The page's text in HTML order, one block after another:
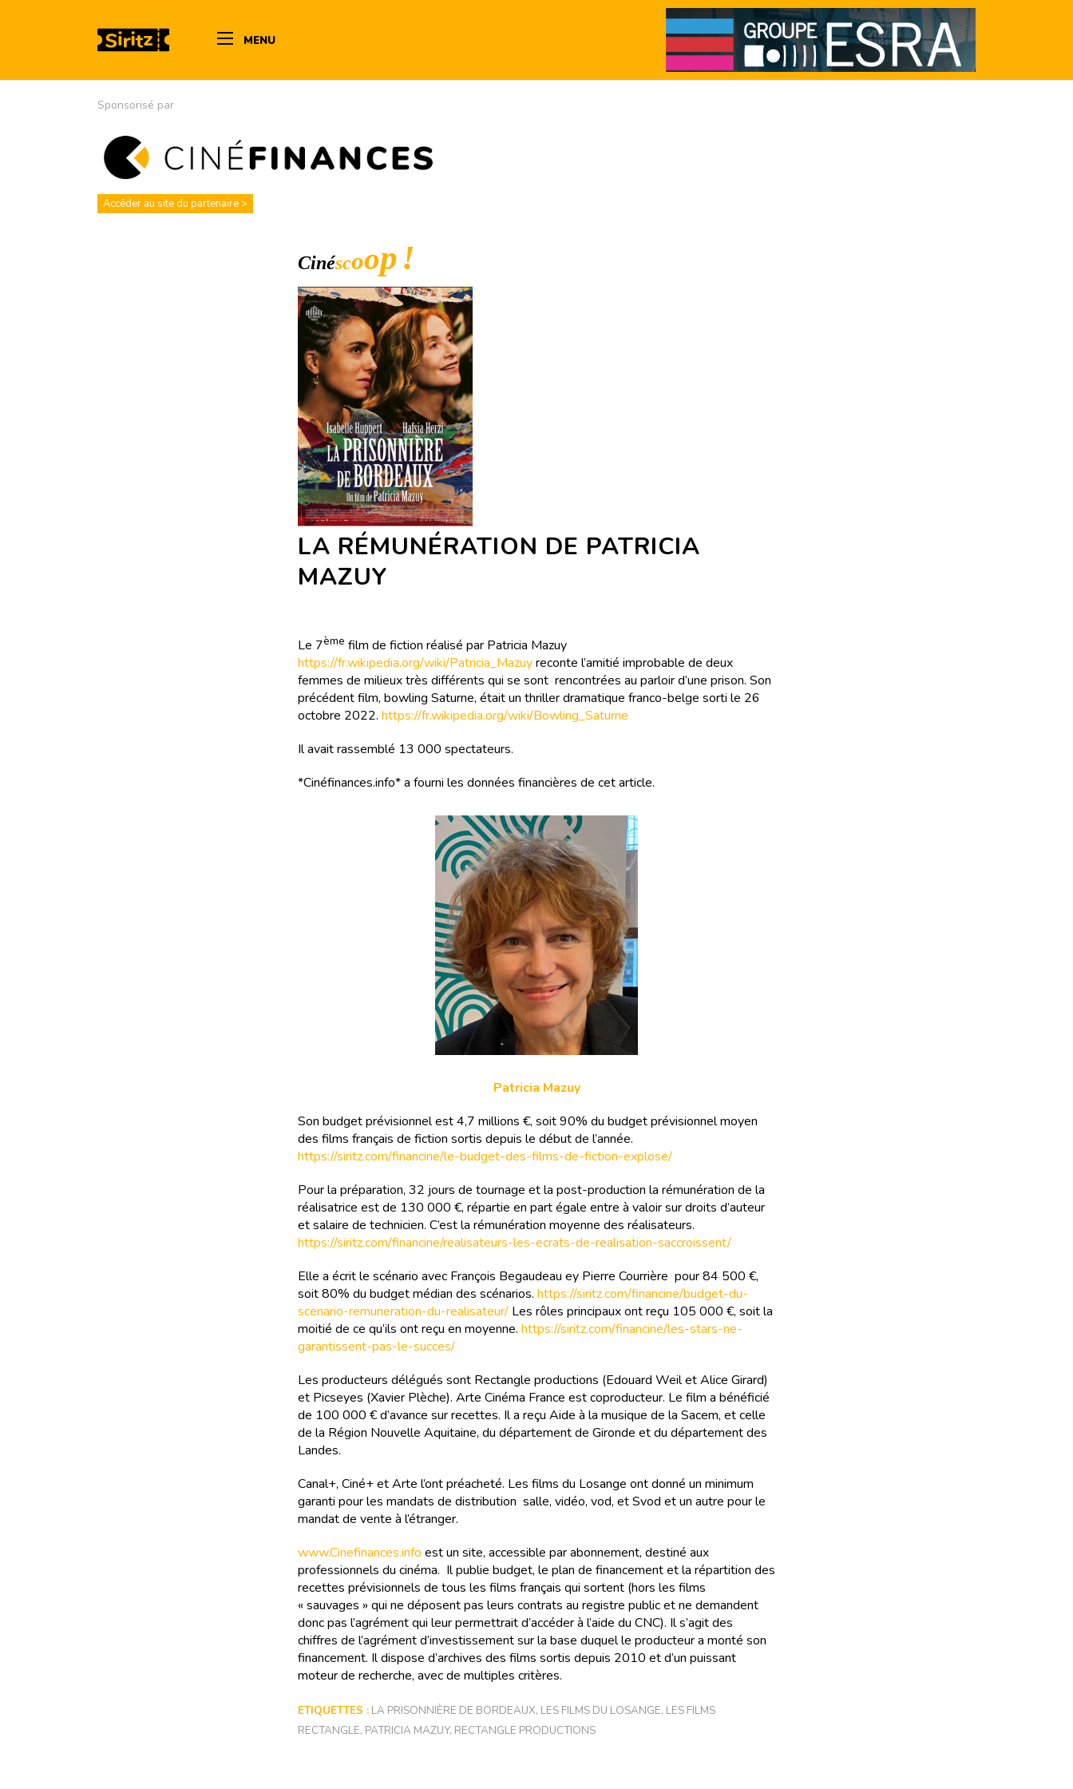
MENU
Sponsorisé par
Accéder au site du partenaire >
LA RÉMUNÉRATION DE PATRICIA
MAZUY
Le 7ème film de fiction réalisé par Patricia Mazuy
https://fr.wikipedia.org/wiki/Patricia_Mazuyreconte l’amitié improbable de deux
femmes de milieux très différents qui se sont rencontrées au parloir d’une prison. Son
précédent film, bowling Saturne, était un thriller dramatique franco-belge sorti le 26
octobre 2022. https://fr.wikipedia.org/wiki/Bowling_Saturne
Il avait rassemblé 13 000 spectateurs.
*Cinéfinances.info* a fourni les données financières de cet article.
Patricia Mazuy
Son budget prévisionnel est 4,7 millions €, soit 90% du budget prévisionnel moyen
des films français de fiction sortis depuis le début de l’année.
https://siritz.com/financine/le-budget-des-films-de-fiction-explose/
Pour la préparation, 32 jours de tournage et la post-production la rémunération de la
réalisatrice est de 130 000 €, répartie en part égale entre à valoir sur droits d’auteur
et salaire de technicien. C’est la rémunération moyenne des réalisateurs.
https://siritz.com/financine/realisateurs-les-ecrats-de-realisation-saccroissent/
Elle a écrit le scénario avec François Begaudeau ey Pierre Courrière pour 84 500 €,
soit 80% du budget médian des scénarios. https://siritz.com/financine/budget-du-
scenario-remuneration-du-realisateur/ Les rôles principaux ont reçu 105 000 €, soit la
moitié de ce qu’ils ont reçu en moyenne. https://siritz.com/financine/les-stars-ne-
garantissent-pas-le-succes/
Les producteurs délégués sont Rectangle productions (Edouard Weil et Alice Girard)
et Picseyes (Xavier Plèche). Arte Cinéma France est coproducteur. Le film a bénéficié
de 100 000 € d’avance sur recettes. Il a reçu Aide à la musique de la Sacem, et celle
de la Région Nouvelle Aquitaine, du département de Gironde et du département des
Landes.
Canal+, Ciné+ et Arte l’ont préacheté. Les films du Losange ont donné un minimum
garanti pour les mandats de distribution salle, vidéo, vod, et Svod et un autre pour le
mandat de vente à l’étranger.
www.Cinefinances.info est un site, accessible par abonnement, destiné aux
professionnels du cinéma. Il publie budget, le plan de financement et la répartition des
recettes prévisionnels de tous les films français qui sortent (hors les films
« sauvages » qui ne déposent pas leurs contrats au registre public et ne demandent
donc pas l’agrément qui leur permettrait d’accéder à l’aide du CNC). Il s’agit des
chiffres de l’agrément d’investissement sur la base duquel le producteur a monté son
financement. Il dispose d’archives des films sortis depuis 2010 et d’un puissant
moteur de recherche, avec de multiples critères.
ETIQUETTES : LA PRISONNIÈRE DE BORDEAUX, LES FILMS DU LOSANGE, LES FILMS
RECTANGLE, PATRICIA MAZUY, RECTANGLE PRODUCTIONS